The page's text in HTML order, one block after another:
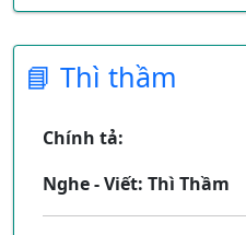
quý trong sạch của trời.
📘 Thì thầm
Chính tả:
Nghe - Viết: Thì Thầm